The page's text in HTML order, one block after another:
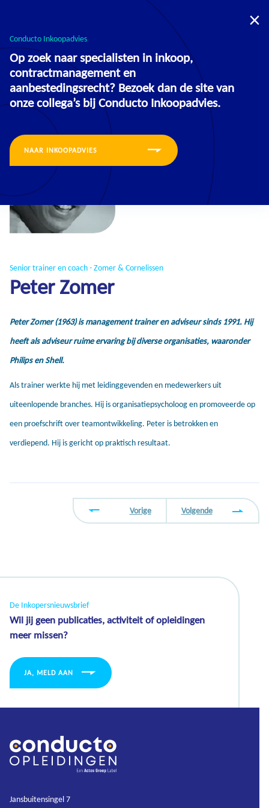
Inkoopadvies
Senior trainer en coach - Zomer & Cornelissen
Peter Zomer
Peter Zomer (1963) is management trainer en adviseur sinds 1991. Hij
heeft als adviseur ruime ervaring bij diverse organisaties, waaronder
Philips en Shell.
Als trainer werkte hij met leidinggevenden en medewerkers uit
uiteenlopende branches. Hij is organisatiepsycholoog en promoveerde op
een proefschrift over teamontwikkeling. Peter is betrokken en
verdiepend. Hij is gericht op praktisch resultaat.
Vorige Volgende
De Inkopersnieuwsbrief
Wil jij geen publicaties, activiteit of opleidingen
meer missen?
JA, MELD AAN
Jansbuitensingel 7
Conducto Inkoopadvies
Op zoek naar specialisten in inkoop,
contractmanagement en
aanbestedingsrecht? Bezoek dan de site van
onze collega’s bij Conducto Inkoopadvies.
NAAR INKOOPADVIES